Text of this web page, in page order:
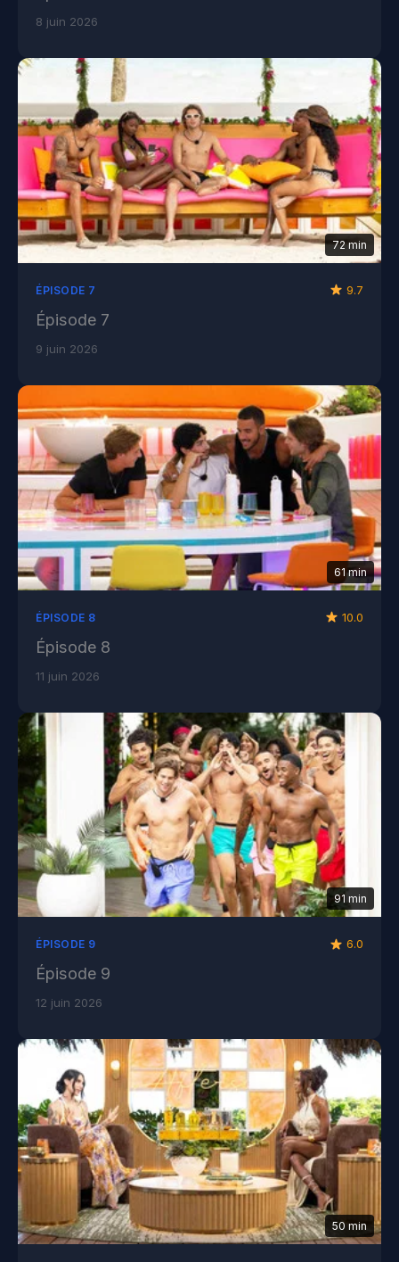
8 juin 2026
72 min
ÉPISODE 7 9.7
Épisode 7
9 juin 2026
61 min
ÉPISODE 8 10.0
Épisode 8
11 juin 2026
91 min
ÉPISODE 9 6.0
Épisode 9
12 juin 2026
50 min